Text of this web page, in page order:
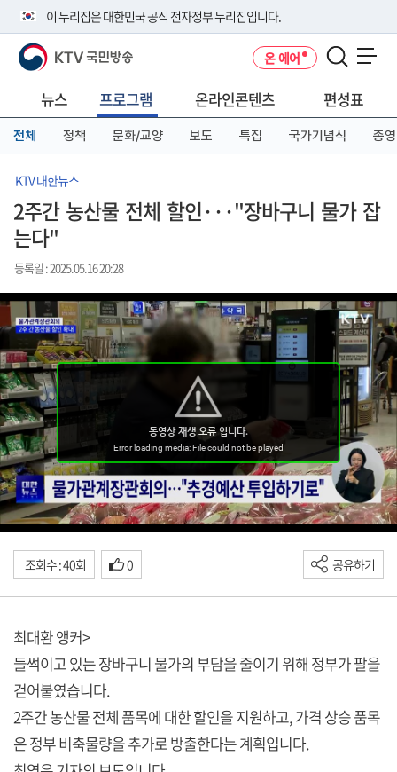
이 누리집은 대한민국 공식 전자정부 누리집입니다.
공식 누리집 주소 확인하기
니다.
이밖에 or.kr 또는 .kr등 다른 도메인 주소를 사용하고 있다면 아래 URL에
서 도메인 주소를 확인해 보세요
KTV 국민방송 온 에어
뉴스 프로그램 온라인콘텐츠 편성표
전체 정책 문화/교양 보도 특집 국가기념식 종영
KTV 대한뉴스
2주간 농산물 전체 할인···"장바구니 물가 잡
는다"
등록일 : 2025.05.16 20:28
조회수 : 40회 0 공유하기
최대환 앵커>
들썩이고 있는 장바구니 물가의 부담을 줄이기 위해 정부가 팔을
걷어붙였습니다.
2주간 농산물 전체 품목에 대한 할인을 지원하고, 가격 상승 품목
은 정부 비축물량을 추가로 방출한다는 계획입니다.